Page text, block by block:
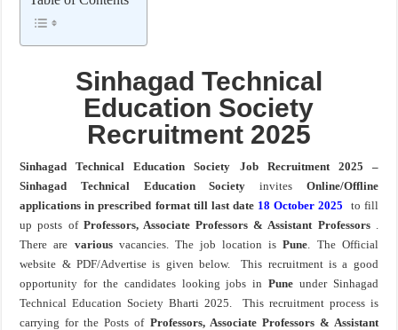
खुशखबर ! नागपूर विद्यापीठ मध्ये १३९ सहायक प्राध्यापक पदांची भरती सुरु ! Nagpur
Sinhagad Technical
Education Society
Recruitment 2025
Sinhagad Technical Education Society Job Recruitment 2025 –
Sinhagad Technical Education Societyinvites Online/Offline
applications in prescribed format till last date 18 October 2025
to fill
up posts of Professors, Associate Professors & Assistant Professors.
There are variousvacancies. The job location isPune. The Official
website & PDF/Advertise is given below. This recruitment is a good
opportunity for the candidates looking jobs inPune under Sinhagad
Technical Education Society Bharti 2025. This recruitment process is
carrying for the Posts of Professors, Associate Professors & Assistant